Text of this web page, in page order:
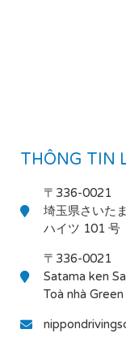
THÔNG TIN
〒336-0021
埼玉県さいた
ハイツ 101 号
〒336-0021
Satama ken
Toà nhà